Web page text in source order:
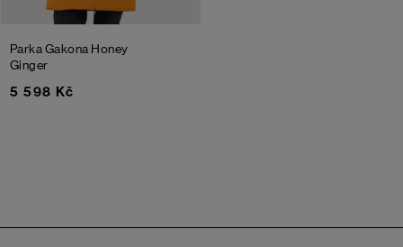
Parka Gakona Honey
Ginger
5 598 Kč